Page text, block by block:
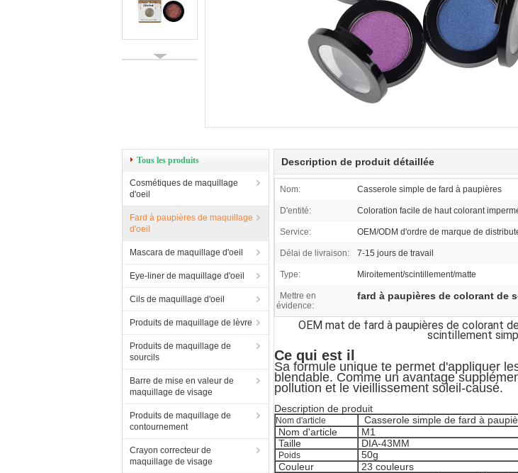
Tous les produits
Cosmétiques de maquillage
d'oeil
Fard à paupières de maquillage
d'oeil
Mascara de maquillage d'oeil
Eye-liner de maquillage d'oeil
Cils de maquillage d'oeil
Produits de maquillage de lèvre
Produits de maquillage de
sourcils
Barre de mise en valeur de
maquillage de visage
Produits de maquillage de
contournement
Crayon correcteur de
maquillage de visage
Description de produit détaillée
Nom: Casserole simple de fard à paupières
D'entité: Coloration facile de haut colorant
Service: OEM/ODM d'ordre de marque de
Délai de livraison: 7-15 jours de travail
Type: Miroitement/scintillement/matte
Mettre en
évidence:
fard à paupières de colorant de
OEM mat de fard à paupières de colorant
scintillement
Ce qui est il
Sa formule unique te permet d'appliquer
blendable. Comme un avantage
pollution et le vieillissement soleil-causé.
Description de produit
Nom d'article
Casserole simple de fard à
Nom d'article
M1
Taille
DIA-43MM
Poids
50g
Couleur
23 couleurs